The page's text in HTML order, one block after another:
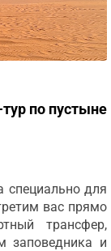
по пустыне
специально для
вас прямо
трансфер,
заповедника и